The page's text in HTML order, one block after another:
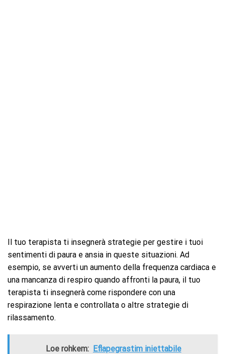
Il tuo terapista ti insegnerà strategie per gestire i tuoi
sentimenti di paura e ansia in queste situazioni. Ad
esempio, se avverti un aumento della frequenza cardiaca e
una mancanza di respiro quando affronti la paura, il tuo
terapista ti insegnerà come rispondere con una
respirazione lenta e controllata o altre strategie di
rilassamento.
Loe rohkem: Eflapegrastim iniettabile